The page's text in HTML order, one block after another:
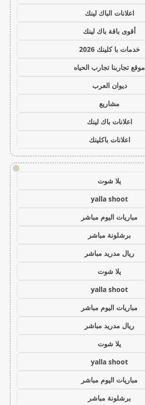
اعلانات الباك لينك
أقوى باقة باك لينك
خدمات با كلينك 2026
موقع تجاربنا تجارب الحياه
ديوان العرب
مشاريع
اعلانات باك لينك
اعلانات باكلينك
!
يلا شوت
yalla shoot
مباريات اليوم مباشر
برشلونة مباشر
ريال مدريد مباشر
يلا شوت
yalla shoot
مباريات اليوم مباشر
ريال مدريد مباشر
يلا شوت
yalla shoot
مباريات اليوم مباشر
برشلونة مباشر